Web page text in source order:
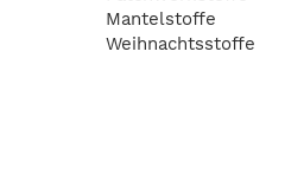
Mantelstoffe
Weihnachtsstoffe